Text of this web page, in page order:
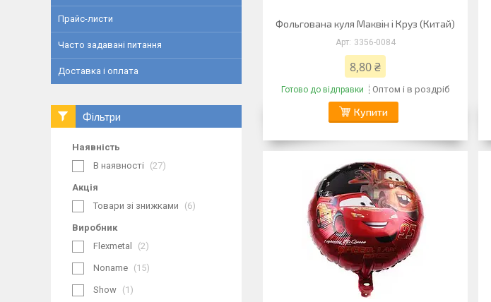
Фольгована куля Маквін і Круз (Китай)
3356-0084
8,80 ₴
Готово до відправки Оптом і в роздріб
Купити
Прайс-листи
Часто задавані питання
Доставка і оплата
Фільтри
Наявність
В наявності
27
Акція
Товари зі знижками
6
Виробник
Flexmetal
2
Noname 15
Show 1